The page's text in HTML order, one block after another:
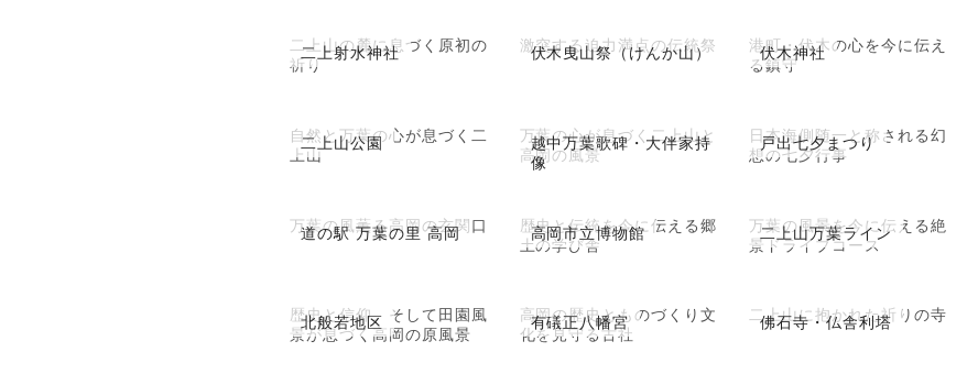
二上射水神社
二上山の麓に息づく原初の
祈り
伏木曳山祭（けんか山）
激突する迫力満点の伝統祭 伏木神社
港町・伏木の心を今に伝え
る鎮守
二上山公園
自然と万葉の心が息づく二
上山
越中万葉歌碑・大伴家持
像
万葉の心が息づく二上山と
高岡の風景
戸出七夕まつり
日本海側随一と称される幻
想の七夕行事
道の駅 万葉の里 高岡
万葉の風薫る高岡の玄関口 高岡市立博物館
歴史と伝統を今に伝える郷
土の学び舎
二上山万葉ライン
万葉の風景を今に伝える絶
景ドライブコース
北般若地区
歴史と信仰、そして田園風
景が息づく高岡の原風景
有礒正八幡宮
高岡の歴史とものづくり文
化を見守る古社
佛石寺・仏舎利塔
二上山に抱かれた祈りの寺